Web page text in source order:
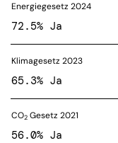
Energiegesetz 2024
72.5% Ja
Klimagesetz 2023
65.3% Ja
CO2 Gesetz 2021
56.0% Ja